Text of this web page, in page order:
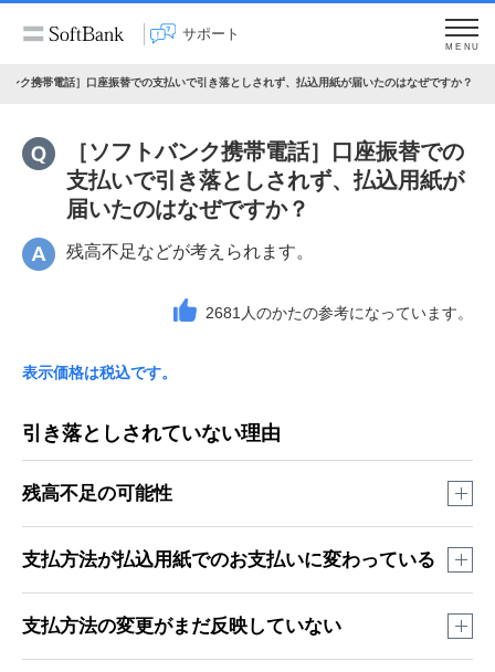
サポート
MENU
ンク携帯電話］口座振替での支払いで引き落としされず、払込用紙が届いたのはなぜですか？
［ソフトバンク携帯電話］口座振替での
支払いで引き落としされず、払込用紙が
届いたのはなぜですか？
残高不足などが考えられます。
2681 人のかたの参考になっています。
表示価格は税込です。
引き落としされていない理由
残高不足の可能性
請求金額と口座の残高をご確認ください。
支払方法が払込用紙でのお支払いに変わっている
一定の回数口座引き落としができない場合、一時的に払込用
支払方法の変更がまだ反映していない